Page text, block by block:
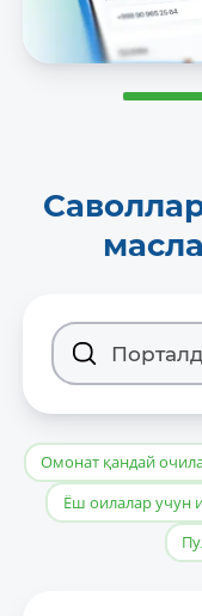
Омонат қандай
Ёш оилалар учун